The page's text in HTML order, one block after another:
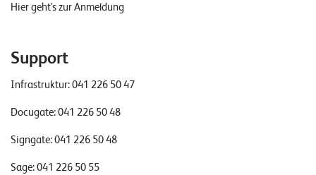
Hier geht's zur Anmeldung
Support
Infrastruktur:041 226 50 47
Docugate:041 226 50 48
Signgate:041 226 50 48
Sage:041 226 50 55